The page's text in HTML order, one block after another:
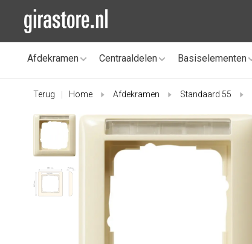
Afdekramen Centraaldelen Basiselementen
Terug Home Afdekramen Standaard 55